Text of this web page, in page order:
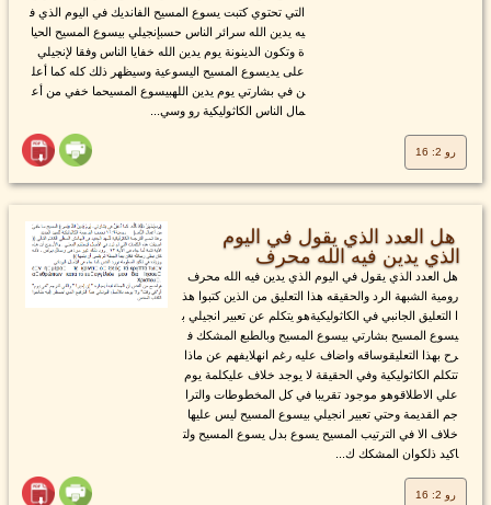
التي تحتوي كتبت يسوع المسيح الفانديك في اليوم الذي ف
يه يدين الله سرائر الناس حسبإنجيلي بيسوع المسيح الحيا
ة وتكون الدينونة يوم يدين الله خفايا الناس وفقا لإنجيلي
على يديسوع المسيح اليسوعية وسيظهر ذلك كله كما أعل
ن في بشارتي يوم يدين اللهبيسوع المسيحما خفي من أع
مال الناس الكاثوليكية رو وسي...
رو 2: 16
هل العدد الذي يقول في اليوم
الذي يدين فيه الله محرف
هل العدد الذي يقول في اليوم الذي يدين فيه الله محرف
رومية الشبهة الرد والحقيقه هذا التعليق من الذين كتبوا هذ
ا التعليق الجانبي في الكاثوليكيةهو يتكلم عن تعبير انجيلي ب
يسوع المسيح بشارتي بيسوع المسيح وبالطبع المشكك ف
رح بهذا التعليقوساقه واضاف عليه رغم انهلايفهم عن ماذا
تتكلم الكاثوليكية وفي الحقيقة لا يوجد خلاف عليكلمة يوم
علي الاطلاقوهو موجود تقريبا في كل المخطوطات والترا
جم القديمة وحتي تعبير انجيلي بيسوع المسيح ليس عليها
خلاف الا في الترتيب المسيح يسوع بدل يسوع المسيح ولت
اكيد ذلكوان المشكك ك...
رو 2: 16